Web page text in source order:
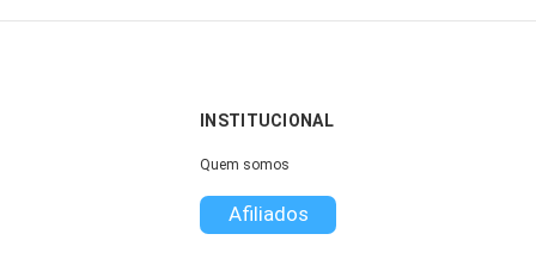
INSTITUCIONAL
Quem somos
Afiliados